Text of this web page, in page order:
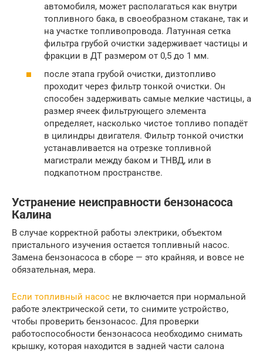
автомобиля, может располагаться как внутри
топливного бака, в своеобразном стакане, так и
на участке топливопровода. Латунная сетка
фильтра грубой очистки задерживает частицы и
фракции в ДТ размером от 0,5 до 1 мм.
после этапа грубой очистки, дизтопливо
проходит через фильтр тонкой очистки. Он
способен задерживать самые мелкие частицы, а
размер ячеек фильтрующего элемента
определяет, насколько чистое топливо попадёт
в цилиндры двигателя. Фильтр тонкой очистки
устанавливается на отрезке топливной
магистрали между баком и ТНВД, или в
подкапотном пространстве.
Устранение неисправности бензонасоса
Калина
В случае корректной работы электрики, объектом
пристального изучения остается топливный насос.
Замена бензонасоса в сборе — это крайняя, и вовсе не
обязательная, мера.
Если топливный насос не включается при нормальной
работе электрической сети, то снимите устройство,
чтобы проверить бензонасос. Для проверки
работоспособности бензонасоса необходимо снимать
крышку, которая находится в задней части салона